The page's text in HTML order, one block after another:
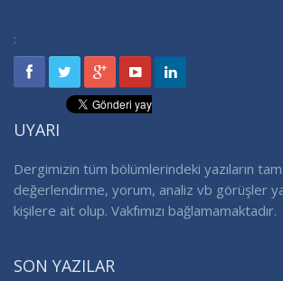
:
UYARI
Dergimizin tüm bölümlerindeki yazıların
değerlendirme, yorum, analiz vb görüşler
kişilere ait olup. Vakfımızı bağlamamaktadır.
SON YAZILAR